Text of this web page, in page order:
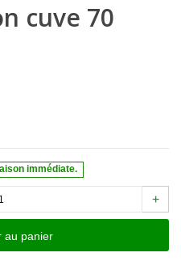
cuve 70
immédiate.
+
au panier